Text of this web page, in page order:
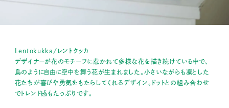
Lentokukka/レントクッカ
デザイナーが花のモチーフに惹かれて多様な花を描き続けている中で、
鳥のように自由に空中を舞う花が生まれました。小さいながらも凜とした
花たちが喜びや勇気をもたらしてくれるデザイン。ドットとの組み合わせ
でトレンド感もたっぷりです。